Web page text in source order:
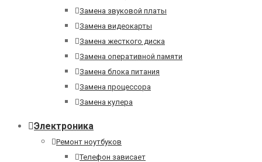
Замена звуковой платы
Замена видеокарты
Замена жесткого диска
Замена оперативной памяти
Замена блока питания
Замена процессора
Замена кулера
Электроника
Ремонт ноутбуков
Телефон зависает